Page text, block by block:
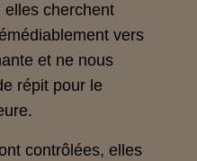
elles cherchent
vers
et ne nous
répit pour le
contrôlées, elles